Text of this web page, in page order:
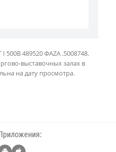
489520 ФAZA .5008748.
выставочных залах в
на дату просмотра.